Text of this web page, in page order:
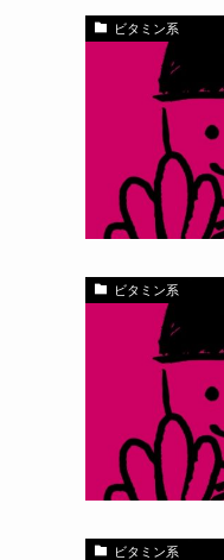
ビタミン系
ビタミン系
ビタミン系